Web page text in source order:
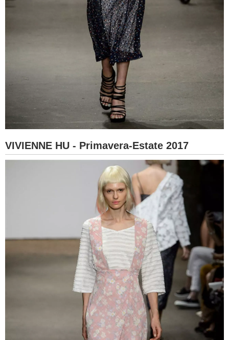
VIVIENNE HU - Primavera-Estate 2017